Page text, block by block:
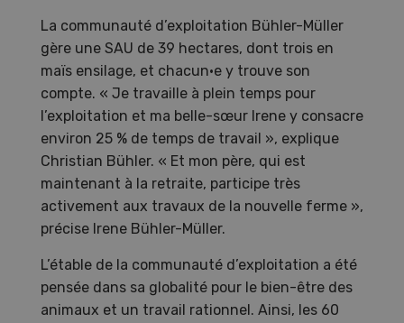
La communauté d’exploitation Bühler-Müller
gère une SAU de 39 hectares, dont trois en
maïs ensilage, et chacun·e y trouve son
compte. « Je travaille à plein temps pour
l’exploitation et ma belle-sœur Irene y consacre
environ 25 % de temps de travail », explique
Christian Bühler. « Et mon père, qui est
maintenant à la retraite, participe très
activement aux travaux de la nouvelle ferme »,
précise Irene Bühler-Müller.
L’étable de la communauté d’exploitation a été
pensée dans sa globalité pour le bien-être des
animaux et un travail rationnel. Ainsi, les 60